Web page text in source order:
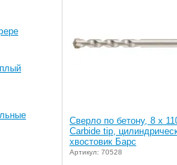
Сверло по бетону, 8 х
Carbide tip,
хвостовик Барс
Артикул: 70528